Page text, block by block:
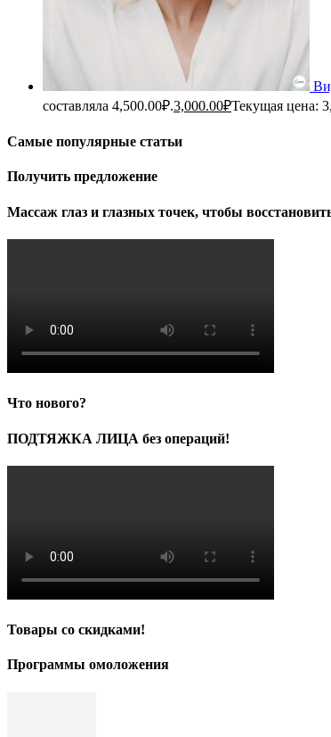
составляла 4,500.00₽.3,000.00₽Текущая цена:
Самые популярные статьи
Получить предложение
Массаж глаз и глазных точек, чтобы
Что нового?
ПОДТЯЖКА ЛИЦА без операций!
Товары со скидками!
Программы омоложения